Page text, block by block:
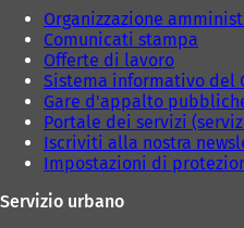
d
a
Organizzazione
Comunicati stampa
Offerte di lavoro
Sistema informativo del
Gare d'appalto
Portale dei servizi
Iscriviti alla nostra
Impostazioni di
Servizio urbano